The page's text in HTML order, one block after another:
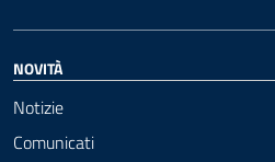
NOVITÀ
Notizie
Comunicati